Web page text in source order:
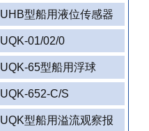
UHB型船用液位传感器
UQK-01/02/0
UQK-65型船用浮球
UQK-652-C/S
UQK型船用溢流观察报